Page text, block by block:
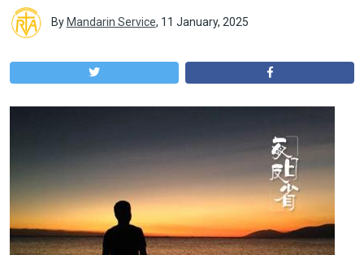
By Mandarin Service, 11 January, 2025